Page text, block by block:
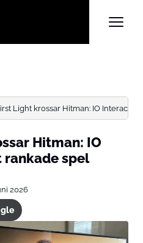
Light krossar Hitman: IO
Hitman: IO
spel
2026